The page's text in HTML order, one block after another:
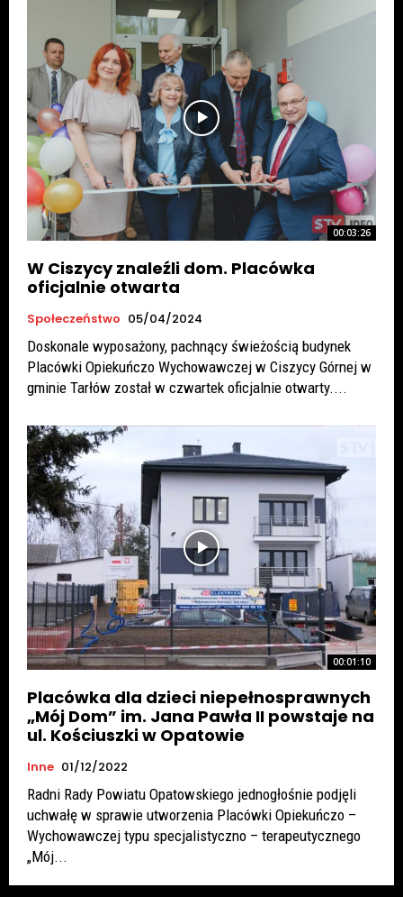
00:03:26
W Ciszycy znaleźli dom. Placówka
oficjalnie otwarta
Społeczeństwo 05/04/2024
Doskonale wyposażony, pachnący świeżością budynek
Placówki Opiekuńczo Wychowawczej w Ciszycy Górnej w
gminie Tarłów został w czwartek oficjalnie otwarty....
00:01:10
Placówka dla dzieci niepełnosprawnych
„Mój Dom” im. Jana Pawła II powstaje na
ul. Kościuszki w Opatowie
Inne 01/12/2022
Radni Rady Powiatu Opatowskiego jednogłośnie podjęli
uchwałę w sprawie utworzenia Placówki Opiekuńczo –
Wychowawczej typu specjalistyczno – terapeutycznego
„Mój...